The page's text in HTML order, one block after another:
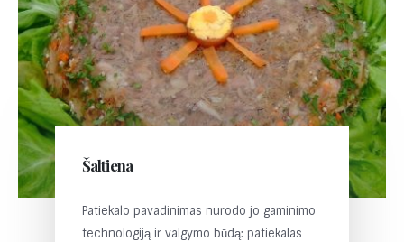
Šaltiena
Patiekalo pavadinimas nurodo jo gaminimo
technologiją ir valgymo būdą: patiekalas